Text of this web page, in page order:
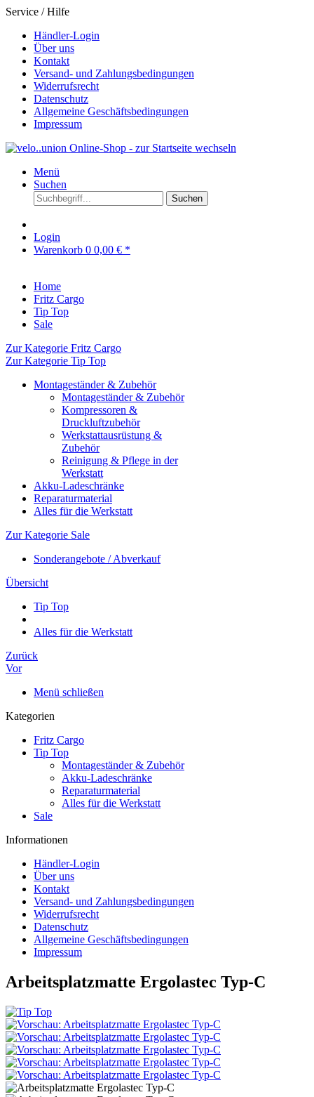
Service / Hilfe
Händler-Login
Über uns
Kontakt
Versand- und Zahlungsbedingungen
Widerrufsrecht
Datenschutz
Allgemeine Geschäftsbedingungen
Impressum
Menü
Suchen
Suchen
Login
Warenkorb 0 0,00 € *
Home
Fritz Cargo
Tip Top
Sale
Zur Kategorie Fritz Cargo
Zur Kategorie Tip Top
Montageständer & Zubehör
Montageständer & Zubehör
Kompressoren &
Druckluftzubehör
Werkstattausrüstung &
Zubehör
Reinigung & Pflege in der
Werkstatt
Akku-Ladeschränke
Reparaturmaterial
Alles für die Werkstatt
Zur Kategorie Sale
Sonderangebote / Abverkauf
Übersicht
Tip Top
Alles für die Werkstatt
Zurück
Vor
Menü schließen
Kategorien
Fritz Cargo
Tip Top
Montageständer & Zubehör
Akku-Ladeschränke
Reparaturmaterial
Alles für die Werkstatt
Sale
Informationen
Händler-Login
Über uns
Kontakt
Versand- und Zahlungsbedingungen
Widerrufsrecht
Datenschutz
Allgemeine Geschäftsbedingungen
Impressum
Arbeitsplatzmatte Ergolastec Typ-C